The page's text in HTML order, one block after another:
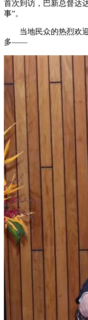
首次到访，巴新总督达
事”。
当地民众的热烈欢迎
多——